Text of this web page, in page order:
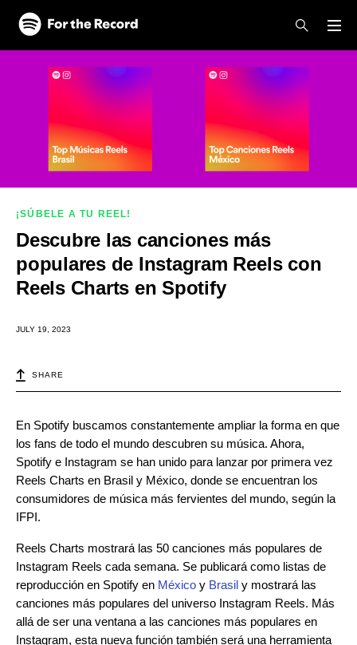
Skip to main content
Skip to footer
¡SÚBELE A TU REEL!
Descubre las canciones más
populares de Instagram Reels con
Reels Charts en Spotify
JULY 19, 2023
SHARE
En Spotify buscamos constantemente ampliar la forma en que
los fans de todo el mundo descubren su música. Ahora,
Spotify e Instagram se han unido para lanzar por primera vez
Reels Charts en Brasil y México, donde se encuentran los
consumidores de música más fervientes del mundo, según la
IFPI.
Reels Charts mostrará las 50 canciones más populares de
Instagram Reels cada semana. Se publicará como listas de
reproducción en Spotify en México y Brasil y mostrará las
canciones más populares del universo Instagram Reels. Más
allá de ser una ventana a las canciones más populares en
Instagram, esta nueva función también será una herramienta